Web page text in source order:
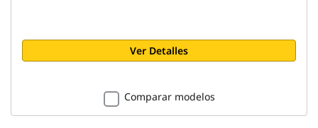
Ver Detalles
Comparar modelos